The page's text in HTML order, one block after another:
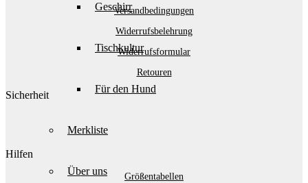
Geschirr
Tischkultur
Für den Hund
Merkliste
Über uns
Versandbedingungen
Widerrufsbelehrung
Widerrufsformular
Retouren
Sicherheit
Hilfen
Größentabellen